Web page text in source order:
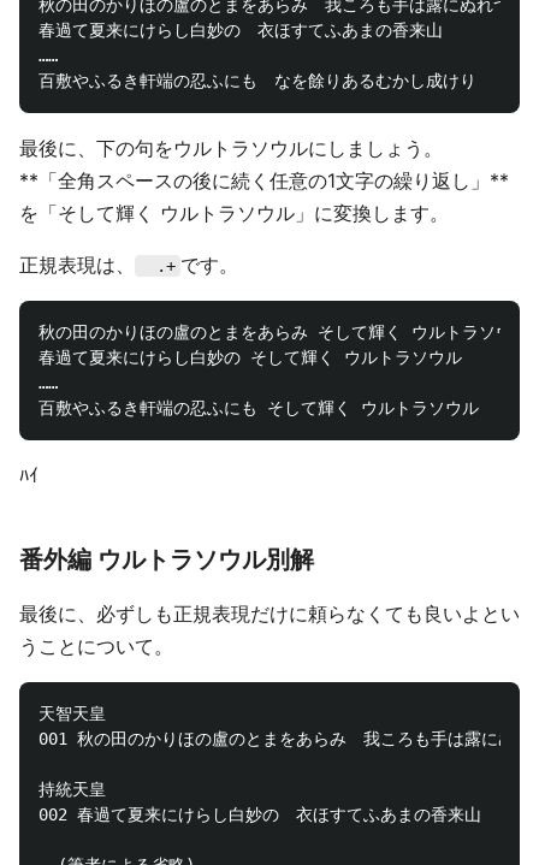
秋の田のかりほの盧のとまをあらみ　我ころも手は露にぬれつゝ
春過て夏来にけらし白妙の　衣ほすてふあまの香来山
……
最後に、下の句をウルトラソウルにしましょう。
**「全角スペースの後に続く任意の1文字の繰り返し」**
を「そして輝く ウルトラソウル」に変換します。
正規表現は、 .+ です。
秋の田のかりほの盧のとまをあらみ そして輝く ウルトラソウル
春過て夏来にけらし白妙の そして輝く ウルトラソウル
……
ﾊｲ
番外編 ウルトラソウル別解
最後に、必ずしも正規表現だけに頼らなくても良いよとい
うことについて。
天智天皇
001 秋の田のかりほの盧のとまをあらみ　我ころも手は露にぬれ
持統天皇
002 春過て夏来にけらし白妙の　衣ほすてふあまの香来山